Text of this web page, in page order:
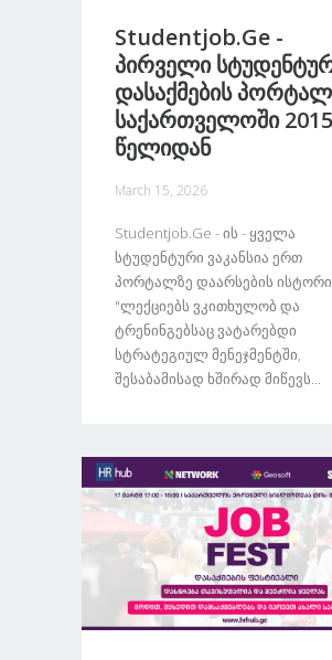
Studentjob.ge -
Პირველი
Დასაქმების
Საქართველოში 2015
Წელიდან
March 15, 2026
Studentjob.ge - Ის - Ყველა
Სტუდენტური Ვაკანსია Ერთ
Პორტალზე Დაარსების
"ლექციებს Ვკითხულობ Და
Ტრენინგებსაც Ვატარებდი
Სტრატეგიულ Მენეჯმენტში,
Შესაბამისად Ხშირად Მიწევს...